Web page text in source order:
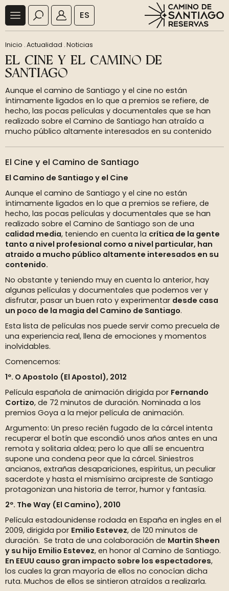
ES
Inicio .Actualidad .Noticias
EL CINE Y EL CAMINO DE
SANTIAGO
Aunque el camino de Santiago y el cine no están
íntimamente ligados en lo que a premios se refiere, de
hecho, las pocas películas y documentales que se han
realizado sobre el Camino de Santiago han atraído a
mucho público altamente interesados en su contenido
El Cine y el Camino de Santiago
El Camino de Santiago y el Cine
Aunque el camino de Santiago y el cine no están
íntimamente ligados en lo que a premios se refiere, de
hecho, las pocas películas y documentales que se han
realizado sobre el Camino de Santiago son de una
calidad media, teniendo en cuenta la crítica de la gente
tanto a nivel profesional como a nivel particular, han
atraido a mucho público altamente interesados en su
contenido.
No obstante y teniendo muy en cuenta lo anterior, hay
algunas películas y documentales que podemos ver y
disfrutar, pasar un buen rato y experimentar desde casa
un poco de la magia del Camino de Santiago.
Esta lista de películas nos puede servir como precuela de
una experiencia real, llena de emociones y momentos
inolvidables.
Comencemos:
1º. O Apostolo (El Apostol), 2012
Película española de animación dirigida por Fernando
Cortizo, de 72 minutos de duración. Nominada a los
premios Goya a la mejor película de animación.
Argumento: Un preso recién fugado de la cárcel intenta
recuperar el botín que escondió unos años antes en una
remota y solitaria aldea; pero lo que allí se encuentra
supone una condena peor que la cárcel. Siniestros
ancianos, extrañas desapariciones, espíritus, un peculiar
sacerdote y hasta el mismísimo arcipreste de Santiago
protagonizan una historia de terror, humor y fantasía.
2º. The Way (El Camino), 2010
Película estadounidense rodada en España en ingles en el
2009, dirigida por Emilio Estevez, de 120 minutos de
duración. Se trata de una colaboración de Martin Sheen
y su hijo Emilio Estevez, en honor al Camino de Santiago.
En EEUU causo gran impacto sobre los espectadores,
los cuales la gran mayoría de ellos no conocían dicha
ruta. Muchos de ellos se sintieron atraídos a realizarla.